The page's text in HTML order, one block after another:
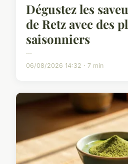
Dégustez les
de Retz avec des
saisonniers
...
06/08/2026 14:32 · 7 min